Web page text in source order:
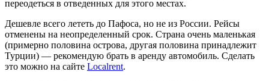
переодеться в отведенных для этого местах.
Дешевле всего лететь до Пафоса, но не из России. Рейсы
отменены на неопределенный срок. Страна очень маленькая
(примерно половина острова, другая половина принадлежит
Турции) — рекомендую брать в аренду автомобиль. Сделать
это можно на сайте Localrent.